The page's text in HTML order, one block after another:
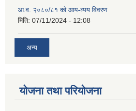
आ.व. २०८०/८१ को आय-व्यय विवरण
मिति: 07/11/2024 - 12:08
अन्य
योजना तथा परियोजना